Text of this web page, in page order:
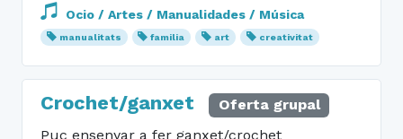
Ocio / Artes / Manualidades / Música
manualitats familia art creativitat
Crochet/ganxet
Oferta grupal
Puc ensenyar a fer ganxet/crochet